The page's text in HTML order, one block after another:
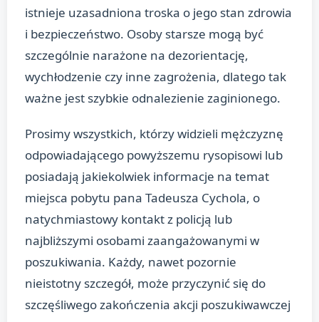
istnieje uzasadniona troska o jego stan zdrowia
i bezpieczeństwo. Osoby starsze mogą być
szczególnie narażone na dezorientację,
wychłodzenie czy inne zagrożenia, dlatego tak
ważne jest szybkie odnalezienie zaginionego.
Prosimy wszystkich, którzy widzieli mężczyznę
odpowiadającego powyższemu rysopisowi lub
posiadają jakiekolwiek informacje na temat
miejsca pobytu pana Tadeusza Cychola, o
natychmiastowy kontakt z policją lub
najbliższymi osobami zaangażowanymi w
poszukiwania. Każdy, nawet pozornie
nieistotny szczegół, może przyczynić się do
szczęśliwego zakończenia akcji poszukiwawczej